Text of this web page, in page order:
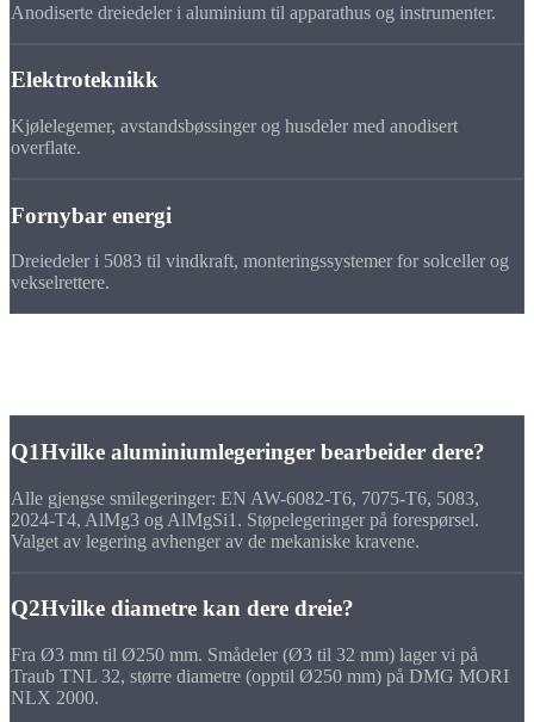
Anodiserte dreiedeler i aluminium til apparathus og instrumenter.
Elektroteknikk
Kjølelegemer, avstandsbøssinger og husdeler med anodisert
overflate.
Fornybar energi
Dreiedeler i 5083 til vindkraft, monteringssystemer for solceller og
vekselrettere.
Q1Hvilke aluminiumlegeringer bearbeider dere?
Alle gjengse smilegeringer: EN AW-6082-T6, 7075-T6, 5083,
2024-T4, AlMg3 og AlMgSi1. Støpelegeringer på forespørsel.
Valget av legering avhenger av de mekaniske kravene.
Q2Hvilke diametre kan dere dreie?
Fra Ø3 mm til Ø250 mm. Smådeler (Ø3 til 32 mm) lager vi på
Traub TNL 32, større diametre (opptil Ø250 mm) på DMG MORI
NLX 2000.